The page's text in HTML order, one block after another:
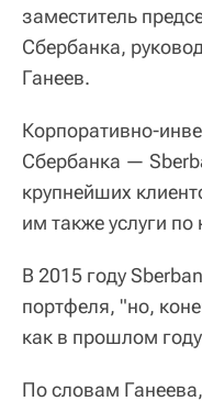
заместитель
Сбербанка,
Ганеев.
Корпоративно-
Сбербанка —
крупнейших
им также услуги
В 2015 году
портфеля, "но,
как в прошлом
По словам